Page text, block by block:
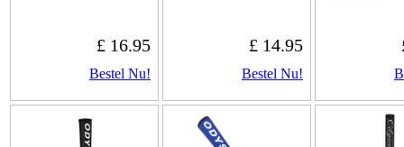
£ 16.95
Bestel Nu!
£ 14.95
Bestel Nu!